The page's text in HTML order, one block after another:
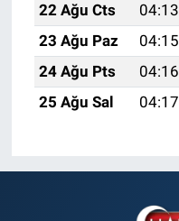
22 Ağu Cts
04:13
23 Ağu Paz
04:15
24 Ağu Pts
04:16
25 Ağu Sal
04:17